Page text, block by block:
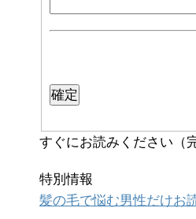
すぐにお読みください（
特別情報
髪の毛で悩む男性だけお